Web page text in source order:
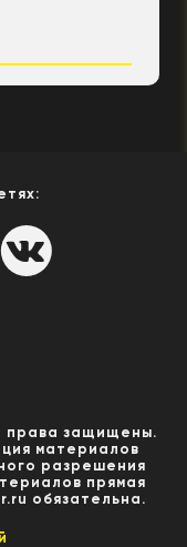
права защищены.
материалов
разрешения
прямая
обязательна.